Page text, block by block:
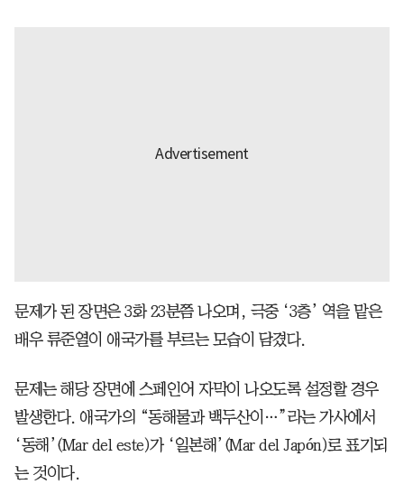
문제가 된 장면은 3화 23분쯤 나오며, 극중 ‘3층’ 역을 맡은
배우 류준열이 애국가를 부르는 모습이 담겼다.
문제는 해당 장면에 스페인어 자막이 나오도록 설정할 경우
발생한다. 애국가의 “동해물과 백두산이…”라는 가사에서
‘동해’(Mar del este)가 ‘일본해’(Mar del Japón)로 표기되
는 것이다.